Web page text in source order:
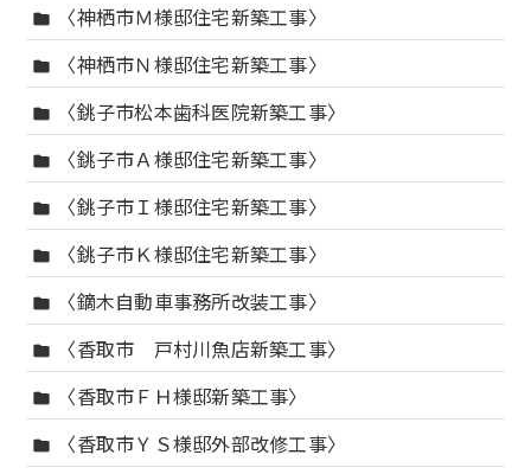
folder 〈神栖市Ｍ様邸住宅新築工事〉
folder 〈神栖市Ｎ様邸住宅新築工事〉
folder 〈銚子市松本歯科医院新築工事〉
folder 〈銚子市Ａ様邸住宅新築工事〉
folder 〈銚子市Ｉ様邸住宅新築工事〉
folder 〈銚子市Ｋ様邸住宅新築工事〉
folder 〈鏑木自動車事務所改装工事〉
folder 〈香取市 戸村川魚店新築工事〉
folder 〈香取市ＦＨ様邸新築工事〉
folder 〈香取市ＹＳ様邸外部改修工事〉